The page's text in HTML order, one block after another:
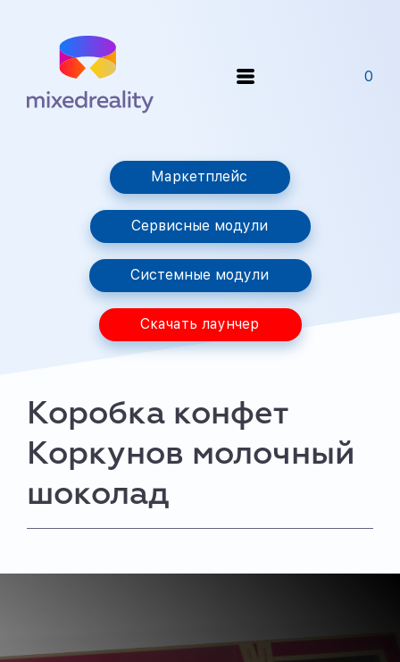
0
Маркетплейс
Сервисные модули
Системные модули
Скачать лаунчер
Коробка конфет
Коркунов молочный
шоколад